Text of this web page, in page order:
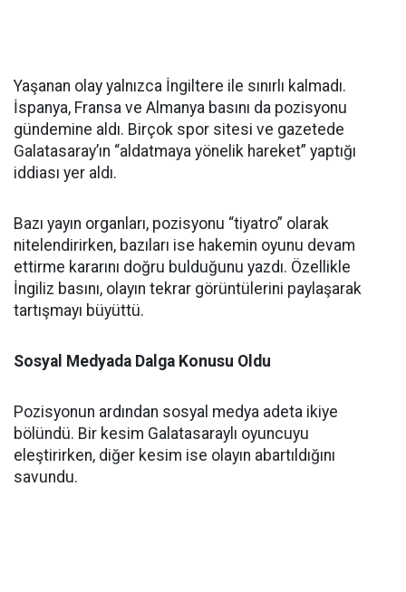
Yaşanan olay yalnızca İngiltere ile sınırlı kalmadı.
İspanya, Fransa ve Almanya basını da pozisyonu
gündemine aldı. Birçok spor sitesi ve gazetede
Galatasaray’ın “aldatmaya yönelik hareket” yaptığı
iddiası yer aldı.
Bazı yayın organları, pozisyonu “tiyatro” olarak
nitelendirirken, bazıları ise hakemin oyunu devam
ettirme kararını doğru bulduğunu yazdı. Özellikle
İngiliz basını, olayın tekrar görüntülerini paylaşarak
tartışmayı büyüttü.
Sosyal Medyada Dalga Konusu Oldu
Pozisyonun ardından sosyal medya adeta ikiye
bölündü. Bir kesim Galatasaraylı oyuncuyu
eleştirirken, diğer kesim ise olayın abartıldığını
savundu.